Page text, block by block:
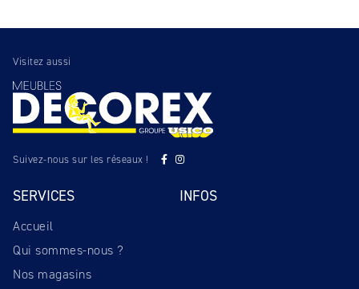
Visitez aussi
Suivez-nous sur les réseaux !
SERVICES
Accueil
Qui sommes-nous ?
Nos magasins
INFOS